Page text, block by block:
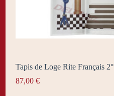
Tapis de Loge Rite Français 2°
87,00 €